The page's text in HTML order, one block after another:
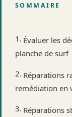
SOMMAIRE
Évaluer les
planche de surf
Réparations
remédiation en
Réparations